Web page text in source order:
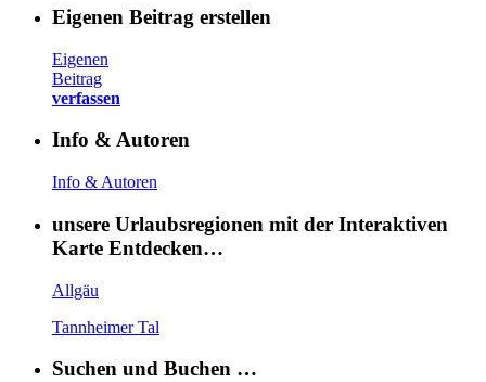
Eigenen Beitrag erstellen
Eigenen
Beitrag
verfassen
Info & Autoren
Info & Autoren
unsere Urlaubsregionen mit der Interaktiven
Karte Entdecken…
Allgäu
Tannheimer Tal
Suchen und Buchen …